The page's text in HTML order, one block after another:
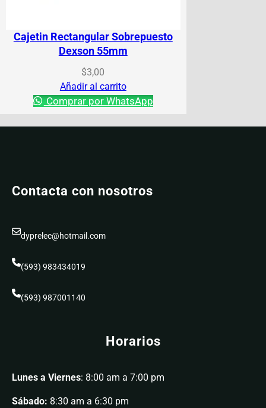
Cajetin Rectangular Sobrepuesto
Dexson 55mm
$3,00
Añadir al carrito
Comprar por WhatsApp
Contacta con nosotros
dyprelec@hotmail.com
(593) 983434019
(593) 987001140
Horarios
Lunes a Viernes: 8:00 am a 7:00 pm
Sábado: 8:30 am a 6:30 pm